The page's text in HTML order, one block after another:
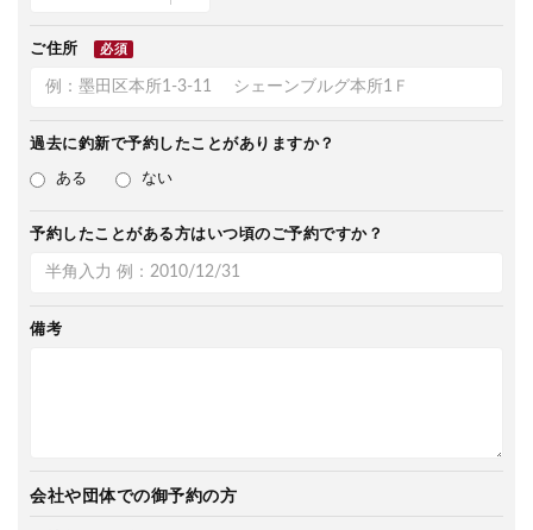
ご住所 必須
過去に釣新で予約したことがありますか？
ある ない
予約したことがある方はいつ頃のご予約ですか？
備考
会社や団体での御予約の方